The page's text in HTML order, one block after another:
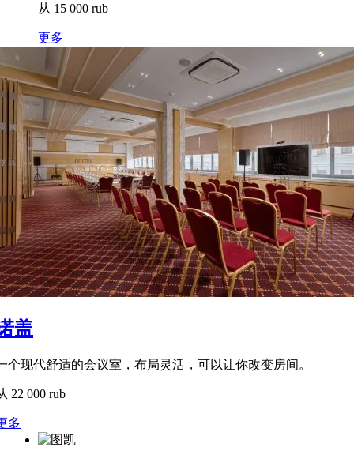
从 15 000 rub
更多
盖
个现代舒适的会议室，布局灵活，可以让你改变房间。
22 000 rub
多